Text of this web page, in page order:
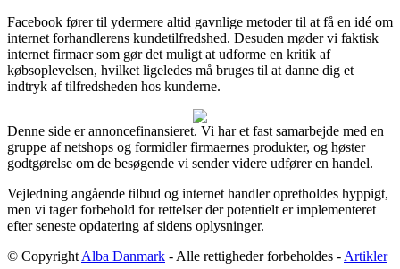
Facebook fører til ydermere altid gavnlige metoder til at få en idé om
internet forhandlerens kundetilfredshed. Desuden møder vi faktisk
internet firmaer som gør det muligt at udforme en kritik af
købsoplevelsen, hvilket ligeledes må bruges til at danne dig et
indtryk af tilfredsheden hos kunderne.
Denne side er annoncefinansieret. Vi har et fast samarbejde med en
gruppe af netshops og formidler firmaernes produkter, og høster
godtgørelse om de besøgende vi sender videre udfører en handel.
Vejledning angående tilbud og internet handler opretholdes hyppigt,
men vi tager forbehold for rettelser der potentielt er implementeret
efter seneste opdatering af sidens oplysninger.
© Copyright Alba Danmark - Alle rettigheder forbeholdes - Artikler